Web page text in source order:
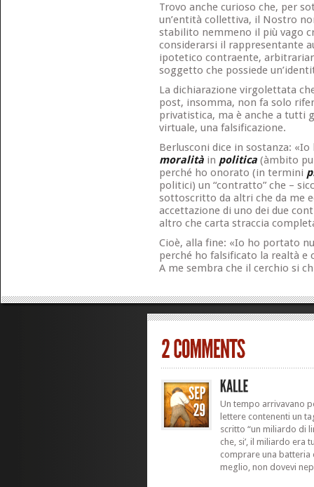
Trovo anche curioso che, per
un’entità collettiva, il Nostro
stabilito nemmeno il più vago
considerarsi il rappresentante
ipotetico contraente,
soggetto che possiede
La dichiarazione virgolettata
post, insomma, non fa solo
privatistica, ma è anche a tutti
virtuale, una falsificazione.
Berlusconi dice in sostanza:
moralitàin politica(àmbito
perché ho onorato (in termini
politici) un “contratto” che –
sottoscritto da altri che da me
accettazione di uno dei due
altro che carta straccia
Cioè, alla fine: «Io ho portato
perché ho falsificato la realtà e
A me sembra che il cerchio si
Un tempo arrivavano
lettere contenenti un
scritto “un miliardo di
che, si’, il miliardo era
comprare una batteria
meglio, non dovevi